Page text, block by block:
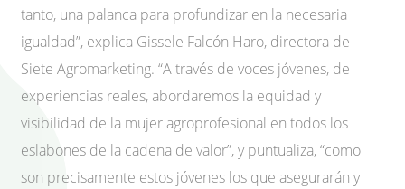
tanto, una palanca para profundizar en la necesaria
igualdad”, explica Gissele Falcón Haro, directora de
Siete Agromarketing. “A través de voces jóvenes, de
experiencias reales, abordaremos la equidad y
visibilidad de la mujer agroprofesional en todos los
eslabones de la cadena de valor”, y puntualiza, “como
son precisamente estos jóvenes los que asegurarán y